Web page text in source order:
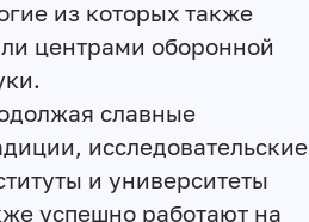
из которых также
центрами оборонной
славные
исследовательские
и университеты
успешно работают на